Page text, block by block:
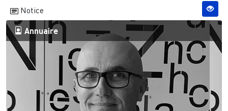
Notice
Annuaire